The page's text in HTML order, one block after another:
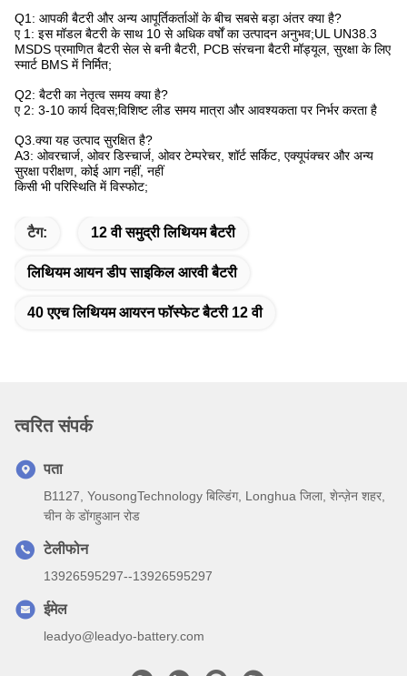
Q1: आपकी बैटरी और अन्य आपूर्तिकर्ताओं के बीच सबसे बड़ा अंतर क्या है?
ए 1: इस मॉडल बैटरी के साथ 10 से अधिक वर्षों का उत्पादन अनुभव;UL UN38.3
MSDS प्रमाणित बैटरी सेल से बनी बैटरी, PCB संरचना बैटरी मॉड्यूल, सुरक्षा के लिए
स्मार्ट BMS में निर्मित;
Q2: बैटरी का नेतृत्व समय क्या है?
ए 2: 3-10 कार्य दिवस;विशिष्ट लीड समय मात्रा और आवश्यकता पर निर्भर करता है
Q3.क्या यह उत्पाद सुरक्षित है?
A3: ओवरचार्ज, ओवर डिस्चार्ज, ओवर टेम्परेचर, शॉर्ट सर्किट, एक्यूपंक्चर और अन्य
सुरक्षा परीक्षण, कोई आग नहीं, नहीं
किसी भी परिस्थिति में विस्फोट;
टैग: 12 वी समुद्री लिथियम बैटरी
लिथियम आयन डीप साइकिल आरवी बैटरी
40 एएच लिथियम आयरन फॉस्फेट बैटरी 12 वी
त्वरित संपर्क
पता
B1127, YousongTechnology बिल्डिंग, Longhua जिला, शेन्ज़ेन शहर,
चीन के डोंगहुआन रोड
टेलीफोन
13926595297--13926595297
ईमेल
leadyo@leadyo-battery.com